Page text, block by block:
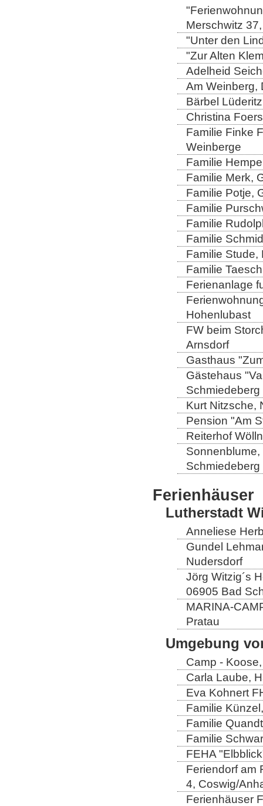
Merschwitz
"Unter den
"Zur Alten
Adelheid
Am Weinberg,
Bärbel
Christina
Familie Finke
Weinberge
Familie
Familie Merk,
Familie Potje,
Familie
Familie
Familie
Familie Stude,
Familie
Ferienanlage
Hohenlubast
FW beim
Arnsdorf
Gasthaus
Gästehaus
Schmiedeberg
Kurt Nitzsche,
Pension "Am
Reiterhof
Sonnenblume,
Schmiedeberg
Ferienhäuser
Lutherstadt
Anneliese
Gundel
Nudersdorf
Jörg Witzig´s
06905 Bad
MARINA-
Pratau
Umgebung
Camp -
Carla Laube,
Eva Kohnert
Familie
Familie
Familie
FEHA
Feriendorf am
4, Coswig/
Ferienhäuser